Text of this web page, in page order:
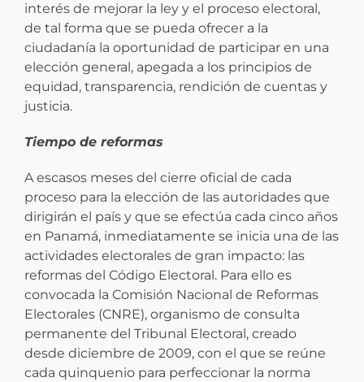
interés de mejorar la ley y el proceso electoral,
de tal forma que se pueda ofrecer a la
ciudadanía la oportunidad de participar en una
elección general, apegada a los principios de
equidad, transparencia, rendición de cuentas y
justicia.
Tiempo de reformas
A escasos meses del cierre oficial de cada
proceso para la elección de las autoridades que
dirigirán el país y que se efectúa cada cinco años
en Panamá, inmediatamente se inicia una de las
actividades electorales de gran impacto: las
reformas del Código Electoral. Para ello es
convocada la Comisión Nacional de Reformas
Electorales (CNRE), organismo de consulta
permanente del Tribunal Electoral, creado
desde diciembre de 2009, con el que se reúne
cada quinquenio para perfeccionar la norma